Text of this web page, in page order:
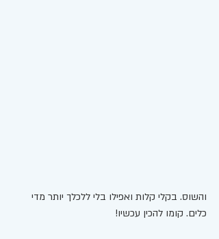
והשוס. בקלי קלות ואפילו בלי ללכלך יותר מדי
כלים. קומו להכין עכשיו!